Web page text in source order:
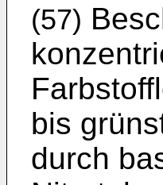
(57)
bis
durch